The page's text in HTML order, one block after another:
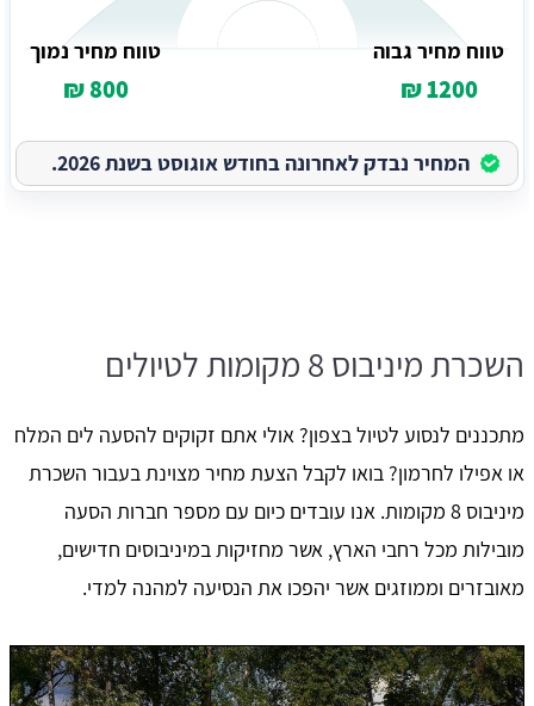
טווח מחיר גבוה
1200 ₪
טווח מחיר נמוך
800 ₪
המחיר נבדק לאחרונה בחודש אוגוסט בשנת 2026.
השכרת מיניבוס 8 מקומות לטיולים
מתכננים לנסוע לטיול בצפון? אולי אתם זקוקים להסעה לים המלח
או אפילו לחרמון? בואו לקבל הצעת מחיר מצוינת בעבור השכרת
מיניבוס 8 מקומות. אנו עובדים כיום עם מספר חברות הסעה
מובילות מכל רחבי הארץ, אשר מחזיקות במיניבוסים חדישים,
מאובזרים וממוזגים אשר יהפכו את הנסיעה למהנה למדי.